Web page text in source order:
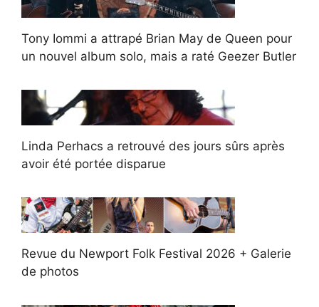
Tony Iommi a attrapé Brian May de Queen pour
un nouvel album solo, mais a raté Geezer Butler
Linda Perhacs a retrouvé des jours sûrs après
avoir été portée disparue
Revue du Newport Folk Festival 2026 + Galerie
de photos